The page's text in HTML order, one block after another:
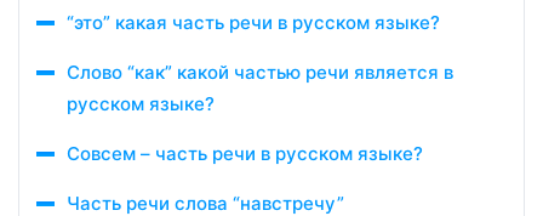
“это” какая часть речи в русском языке?
Слово “как” какой частью речи является в
русском языке?
Совсем – часть речи в русском языке?
Часть речи слова “навстречу”